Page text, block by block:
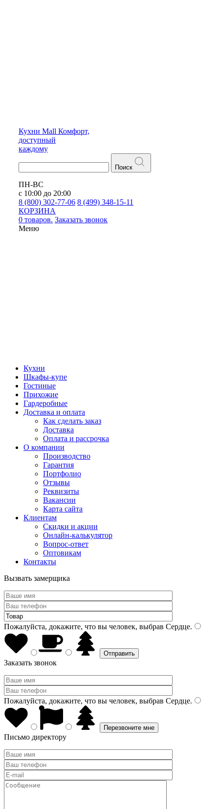
Кухни Mall Комфорт,
доступный
каждому
Поиск
ПН-ВС
с 10:00 до 20:00
8 (800) 302-77-06 8 (499) 348-15-11
КОРЗИНА
0 товаров. Заказать звонок
Меню
Кухни
Шкафы-купе
Гостиные
Прихожие
Гардеробные
Доставка и оплата
Как сделать заказ
Доставка
Оплата и рассрочка
О компании
Производство
Гарантия
Портфолио
Отзывы
Реквизиты
Вакансии
Карта сайта
Клиентам
Скидки и акции
Онлайн-калькулятор
Вопрос-ответ
Оптовикам
Контакты
Вызвать замерщика
Пожалуйста, докажите, что вы человек, выбрав Сердце.
Заказать звонок
Пожалуйста, докажите, что вы человек, выбрав Сердце.
Письмо директору